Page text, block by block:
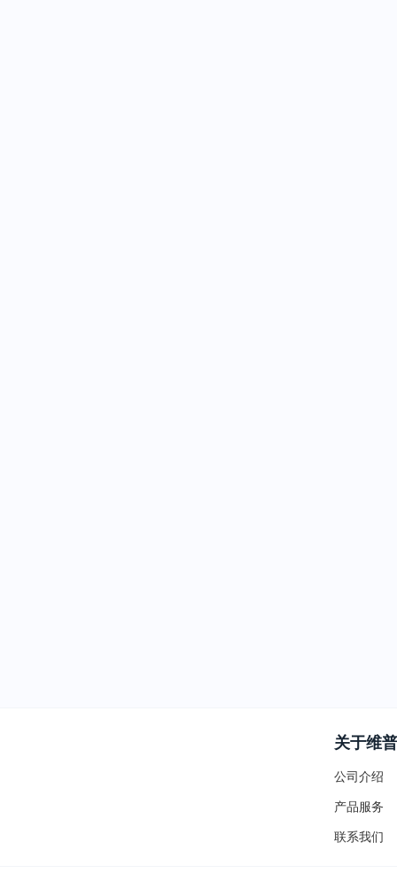
关于维普
公司介绍
产品服务
联系我们